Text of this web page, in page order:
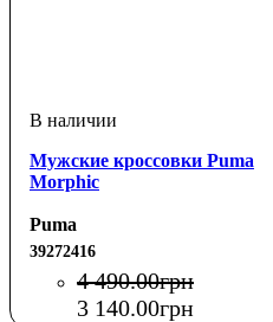
Мужские кроссовки Puma
Morphic
Puma
39272416
4 490.00грн
3 140.00грн